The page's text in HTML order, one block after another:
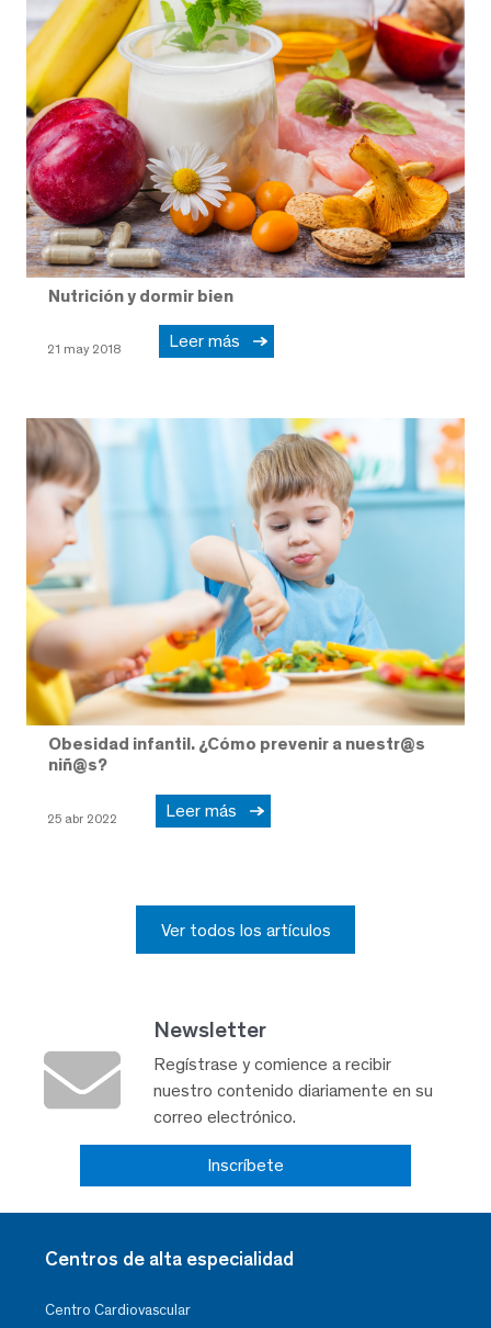
Nutrición y dormir bien
21 may 2018 Leer más
Obesidad infantil. ¿Cómo prevenir a nuestr@s
niñ@s?
25 abr 2022 Leer más
Ver todos los artículos
Newsletter
Regístrase y comience a recibir
nuestro contenido diariamente en su
correo electrónico.
Inscríbete
Centros de alta especialidad
Centro Cardiovascular